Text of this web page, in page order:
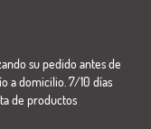
su pedido antes de
a domicilio. 7/10 días
de productos